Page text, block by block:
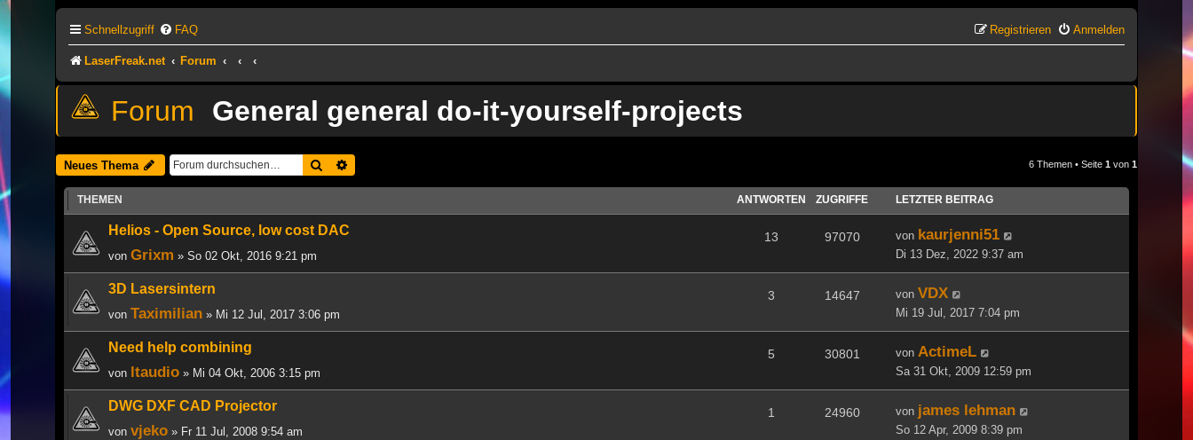
Schnellzugriff FAQ Anmelden
Registrieren
LaserFreak.net Forum
General general do-it-yourself-projects
Neues Thema Suche 6 Themen • Seite 1 von 1
THEMEN ANTWORTEN ZUGRIFFE LETZTER BEITRAG
Helios - Open Source, low cost DAC
von Grixm » So 02 Okt, 2016 9:21 pm
13 97070 von kaurjenni51
Di 13 Dez, 2022 9:37 am
3D Lasersintern
von Taximilian » Mi 12 Jul, 2017 3:06 pm
3 14647 von VDX
Mi 19 Jul, 2017 7:04 pm
Need help combining
von ltaudio » Mi 04 Okt, 2006 3:15 pm
5 30801 von ActimeL
Sa 31 Okt, 2009 12:59 pm
DWG DXF CAD Projector
von vjeko » Fr 11 Jul, 2008 9:54 am
1 24960 von james lehman
So 12 Apr, 2009 8:39 pm